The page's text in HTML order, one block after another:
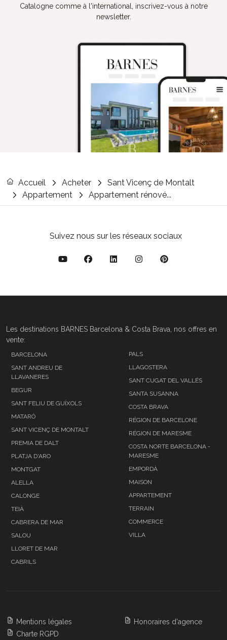
Catalogne comme à l'international, inscrivez-vous à notre
newsletter.
Accueil Acheter
Sant Vicenç de Montalt
Appartement
Appartement rénové...
Suivez nous sur les réseaux sociaux
Les destinations BARNES Barcelona & Costa Brava, nos offres en
vente:
BARCELONA
SANT ANDREU DE
LLAVANERES
BEGUR
SANT FELIU DE GUÍXOLS
MATARÓ
SANT VICENÇ DE MONTALT
PREMIA DE DALT
PLATJA D'ARO
MONTGAT
ALELLA
CALONGE
TEIÀ
CABRERA DE MAR
SALOU
LLORET DE MAR
CABRILS
PALS
LLAGOSTERA
SANT CUGAT DEL VALLÉS
SANTA SUSANNA
COSTA BRAVA
RÉGION DE BARCELONE
RÉGION DE MARESME
COSTA NORTE BARCELONA -
MARESME
EMPORDÀ
MAISON
APPARTEMENT
TERRAIN
COMMERCE
VILLA
Mentions légales
Charte RGPD
Honoraires d'agence